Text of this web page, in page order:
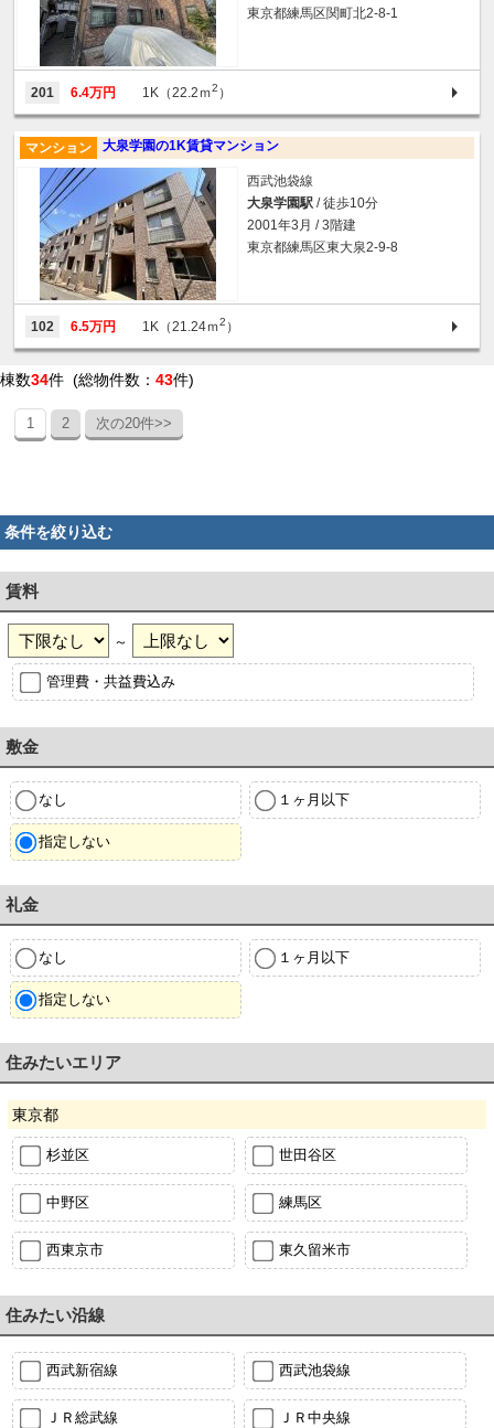
東京都練馬区関町北2-8-1
201 6.4万円 1K（22.2ｍ2 ）
大泉学園の1K賃貸マンション
マンション
西武池袋線
大泉学園駅 / 徒歩10分
2001年3月 / 3階建
東京都練馬区東大泉2-9-8
102 6.5万円 1K（21.24ｍ2 ）
棟数34件 (総物件数： 43件)
1 2 次の20件>>
条件を絞り込む
賃料
～
管理費・共益費込み
敷金
なし １ヶ月以下
指定しない
礼金
なし １ヶ月以下
指定しない
住みたいエリア
東京都
杉並区 世田谷区
中野区 練馬区
西東京市 東久留米市
住みたい沿線
西武新宿線 西武池袋線
ＪＲ総武線 ＪＲ中央線